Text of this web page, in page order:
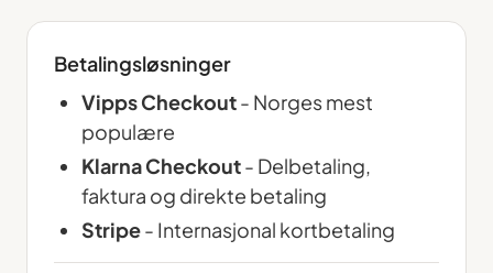
Betalingsløsninger
Vipps Checkout- Norges mest
populære
Klarna Checkout- Delbetaling,
faktura og direkte betaling
Stripe- Internasjonal kortbetaling